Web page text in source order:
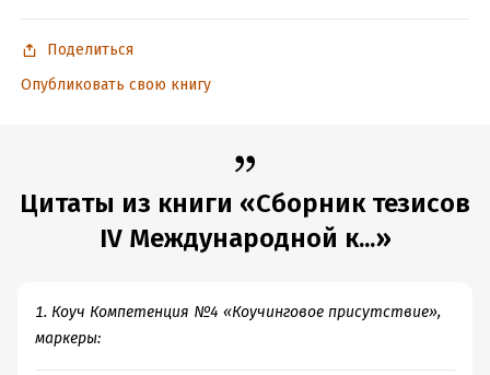
Поделиться
Опубликовать свою книгу
Цитаты из книги «Сборник тезисов
IV Международной к...»
1. Коуч Компетенция №4 «Коучинговое присутствие»,
маркеры: